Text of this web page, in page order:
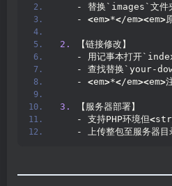
- 替换`images`文件
   -
<em>*</em><em>
2.
【链接修改】
- 用记事本打开
- 查找替换`your-
   -
<em>*</em><em>
3.
【服务器部署】
   - 支持PHP环境但
<
- 上传整包至服务器目